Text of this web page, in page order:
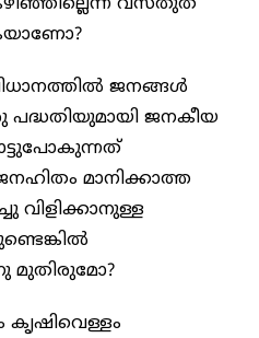
വസ്തുത
ജനങ്ങൾ
പദ്ധതിയുമായി ജനകീയ
മാനിക്കാത്ത
വിളിക്കാനുള്ള
മുതിരുമോ?
കൃഷിവെള്ളം